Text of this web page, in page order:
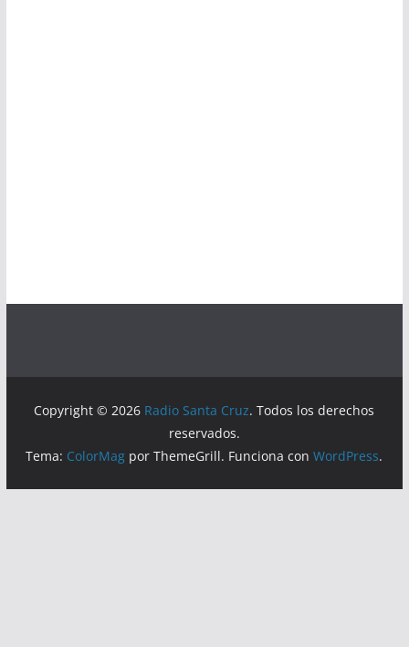
Copyright © 2026 Radio Santa Cruz. Todos los derechos
reservados.
Tema: ColorMag por ThemeGrill. Funciona conWordPress.